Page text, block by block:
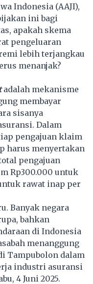
Indonesia (AAJI),
ini bagi
apakah skema
pengeluaran
lebih terjangkau
menanjak?
adalah mekanisme
membayar
sisanya
Dalam
pengajuan klaim
harus menyertakan
pengajuan
Rp300.000 untuk
rawat inap per
Banyak negara
bahkan
di Indonesia
menanggung
Tampubolon dalam
industri asuransi
4 Juni 2025.